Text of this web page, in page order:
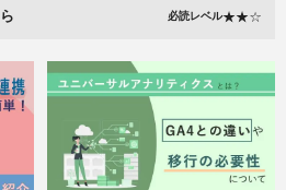
必読レベル